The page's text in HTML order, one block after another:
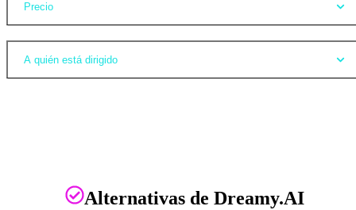
Precio
A quién está dirigido
Alternativas de Dreamy.AI